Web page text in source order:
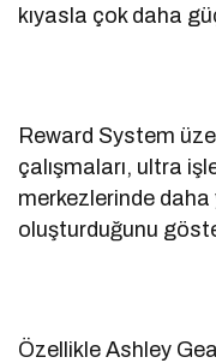
kıyasla çok daha
Reward System
çalışmaları, ultra
merkezlerinde
oluşturduğunu
Özellikle Ashley